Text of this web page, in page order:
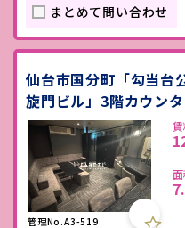
まとめて問い合わせ
仙台市国分町「勾当台
旋門ビル」3階カウン
管理No.A3-519